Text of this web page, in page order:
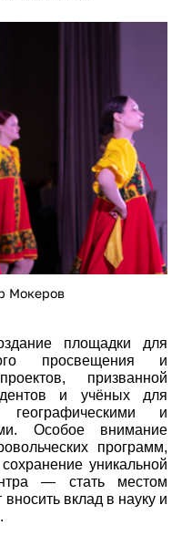
Мокеров
площадки для
просвещения и
призванной
и учёных для
и
Особое внимание
программ,
уникальной
— стать местом
вклад в науку и